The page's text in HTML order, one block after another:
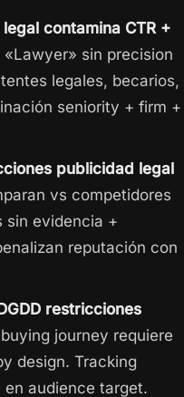
contamina CTR +
sin precision
legales, becarios,
seniority + firm +
publicidad legal
vs competidores
sin evidencia +
reputación con
restricciones
journey requiere
design. Tracking
audience target.